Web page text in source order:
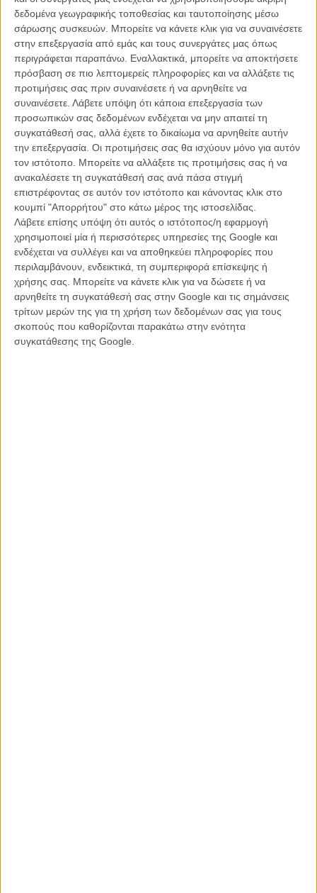
δεδομένα γεωγραφικής τοποθεσίας και ταυτοποίησης μέσω
σάρωσης συσκευών. Μπορείτε να κάνετε κλικ για να συναινέσετε
στην επεξεργασία από εμάς και τους συνεργάτες μας όπως
περιγράφεται παραπάνω. Εναλλακτικά, μπορείτε να αποκτήσετε
πρόσβαση σε πιο λεπτομερείς πληροφορίες και να αλλάξετε τις
προτιμήσεις σας πριν συναινέσετε ή να αρνηθείτε να
συναινέσετε. Λάβετε υπόψη ότι κάποια επεξεργασία των
προσωπικών σας δεδομένων ενδέχεται να μην απαιτεί τη
συγκατάθεσή σας, αλλά έχετε το δικαίωμα να αρνηθείτε αυτήν
την επεξεργασία. Οι προτιμήσεις σας θα ισχύουν μόνο για αυτόν
τον ιστότοπο. Μπορείτε να αλλάξετε τις προτιμήσεις σας ή να
ανακαλέσετε τη συγκατάθεσή σας ανά πάσα στιγμή
επιστρέφοντας σε αυτόν τον ιστότοπο και κάνοντας κλικ στο
κουμπί "Απορρήτου" στο κάτω μέρος της ιστοσελίδας.
Λάβετε επίσης υπόψη ότι αυτός ο ιστότοπος/η εφαρμογή
χρησιμοποιεί μία ή περισσότερες υπηρεσίες της Google και
ενδέχεται να συλλέγει και να αποθηκεύει πληροφορίες που
περιλαμβάνουν, ενδεικτικά, τη συμπεριφορά επίσκεψης ή
χρήσης σας. Μπορείτε να κάνετε κλικ για να δώσετε ή να
αρνηθείτε τη συγκατάθεσή σας στην Google και τις σημάνσεις
τρίτων μερών της για τη χρήση των δεδομένων σας για τους
σκοπούς που καθορίζονται παρακάτω στην ενότητα
συγκατάθεσης της Google.
Παρότι υπήρχαν ερωτήματα μετά την πρεμιέρα της ταινίας στις
Κάννες σχετικά με το ποσοστό των αγγλόφωνων διαλόγων, η Neon,
που έχει αναλάβει τη διανομή της ταινίας στις ΗΠΑ, επιβεβαίωσε
πως το περιεχόμενο της συμμορφώνεται πλήρως με τους
κανονισμούς της Ακαδημίας. Η ταινία περιλαμβάνει διαλόγους στα
ρουμανικά, νορβηγικά, σουηδικά και αγγλικά, με τις μη αγγλόφωνες
γλώσσες να αποτελούν το μεγαλύτερο μέρος του έργου.